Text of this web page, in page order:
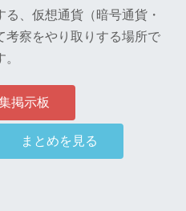
、仮想通貨（暗号通貨・
考察をやり取りする場所で
。
掲示板
まとめを見る